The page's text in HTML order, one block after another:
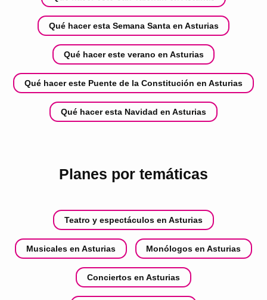
Qué hacer esta Semana Santa en Asturias
Qué hacer este verano en Asturias
Qué hacer este Puente de la Constitución en Asturias
Qué hacer esta Navidad en Asturias
Planes por temáticas
Teatro y espectáculos en Asturias
Musicales en Asturias Monólogos en Asturias
Conciertos en Asturias